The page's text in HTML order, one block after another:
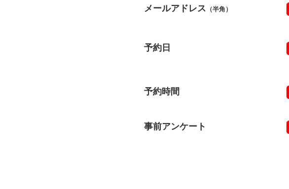
メールアドレス （半角）
予約日
予約時間
事前アンケート